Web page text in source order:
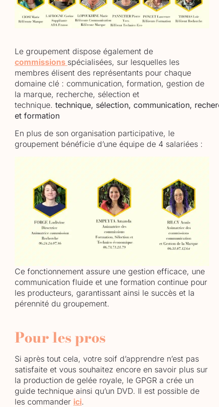
Le groupement dispose également de
commissions spécialisées, sur lesquelles les
membres élisent des représentants pour chaque
domaine clé : communication, formation, gestion de
la marque, recherche, sélection et
technique. technique, sélection, communication,
et formation
En plus de son organisation participative, le
groupement bénéficie d’une équipe de 4 salariées :
Ce fonctionnement assure une gestion efficace, une
communication fluide et une formation continue pour
les producteurs, garantissant ainsi le succès et la
pérennité du groupement.
Pour les pros
Si après tout cela, votre soif d’apprendre n’est pas
satisfaite et vous souhaitez encore en savoir plus sur
la production de gelée royale, le GPGR a crée un
guide technique ainsi qu’un DVD. Il est possible de
les commander ici.